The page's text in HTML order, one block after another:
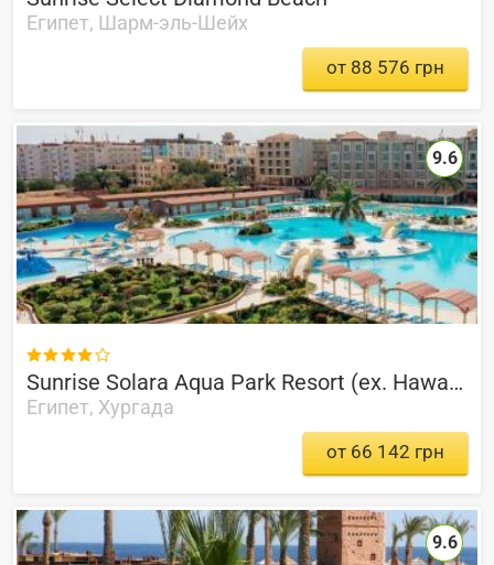
Египет, Шарм-эль-Шейх
от 88 576 грн

Sunrise Solara Aqua Park Resort (ex. Hawaii Caesar Dreams Aqua Park)
Египет, Хургада
9.6
от 66 142 грн
9.6